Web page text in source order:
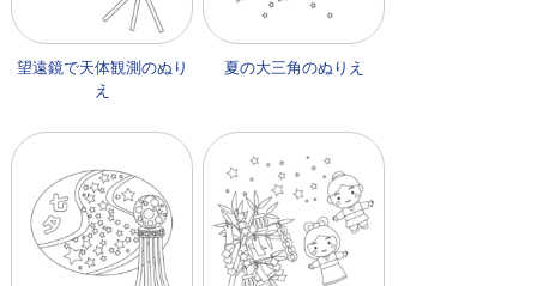
望遠鏡で天体観測のぬり
え
夏の大三角のぬりえ